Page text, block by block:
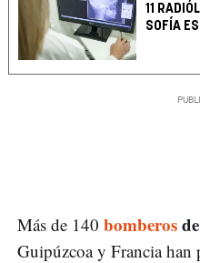
11
SOFÍA
Más de 140 bomberos
Guipúzcoa y Francia han